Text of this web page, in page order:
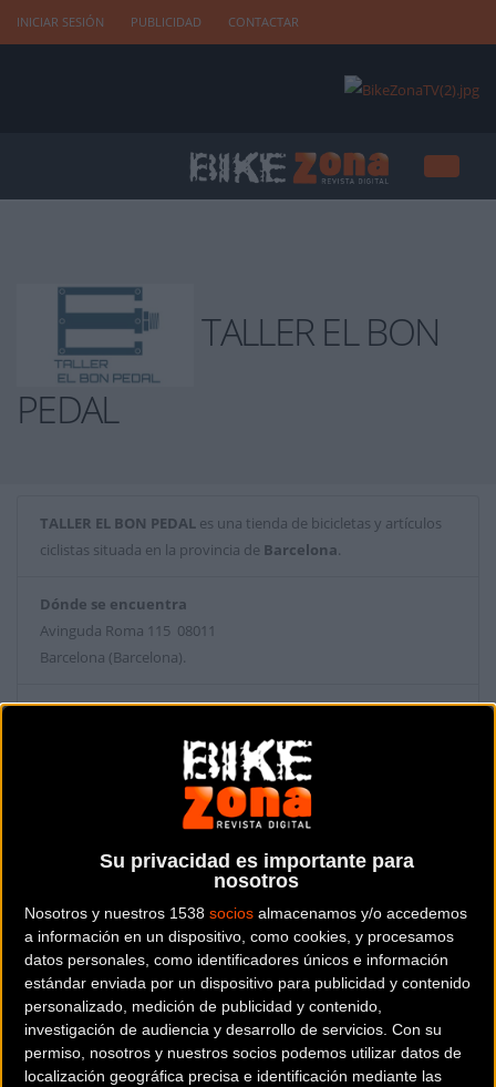
Su privacidad es importante para
nosotros
Nosotros y nuestros 1538 socios almacenamos y/o accedemos
a información en un dispositivo, como cookies, y procesamos
datos personales, como identificadores únicos e información
estándar enviada por un dispositivo para publicidad y contenido
personalizado, medición de publicidad y contenido,
investigación de audiencia y desarrollo de servicios. Con su
permiso, nosotros y nuestros socios podemos utilizar datos de
localización geográfica precisa e identificación mediante las
INICIAR SESIÓN PUBLICIDAD CONTACTAR
TALLER EL BON
PEDAL
TALLER EL BON PEDAL es una tienda de bicicletas y artículos
ciclistas situada en la provincia de Barcelona.
Dónde se encuentra
Avinguda Roma 115 08011
Barcelona (Barcelona).
Contactar con la tienda
Web y RRSS de la tienda